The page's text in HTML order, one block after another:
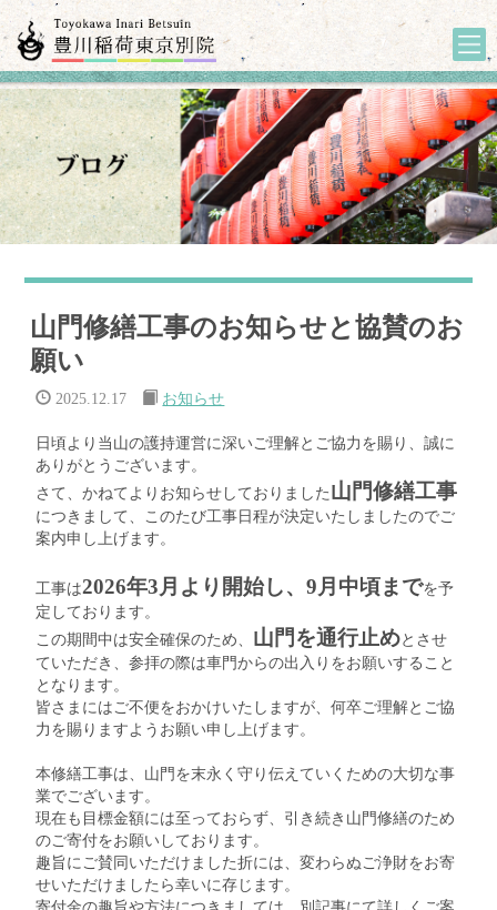
山門修繕工事のお知らせと協賛のお
願い
2025.12.17 お知らせ
日頃より当山の護持運営に深いご理解とご協力を賜り、誠に
ありがとうございます。
さて、かねてよりお知らせしておりました 山門修繕工事
につきまして、このたび工事日程が決定いたしましたのでご
案内申し上げます。
工事は2026年3月より開始し、9月中頃までを予
定しております。
この期間中は安全確保のため、 山門を通行止めとさせ
ていただき、参拝の際は車門からの出入りをお願いすること
となります。
皆さまにはご不便をおかけいたしますが、何卒ご理解とご協
力を賜りますようお願い申し上げます。
本修繕工事は、山門を末永く守り伝えていくための大切な事
業でございます。
現在も目標金額には至っておらず、引き続き山門修繕のため
のご寄付をお願いしております。
趣旨にご賛同いただけました折には、変わらぬご浄財をお寄
せいただけましたら幸いに存じます。